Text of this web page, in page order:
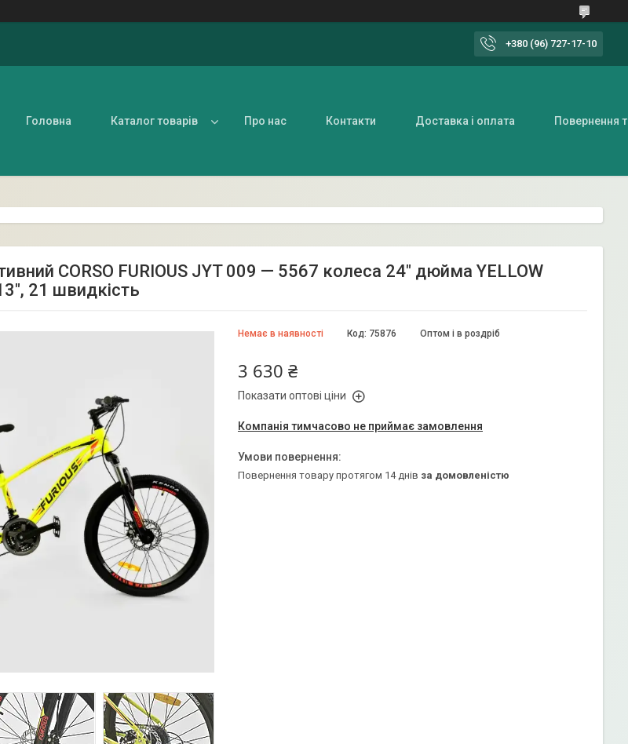
+380 (96) 727-17-10
Головна Каталог товарів Про нас Контакти Доставка і оплата Повернення
CORSO FURIOUS JYT 009 — 5567 колеса 24" дюйма YELLOW
21 швидкість
Немає в наявності Оптом і в роздріб
Код: 75876
3 630 ₴
Показати оптові ціни
Компанія тимчасово не приймає замовлення
повернення товару протягом 14 днів за домовленістю